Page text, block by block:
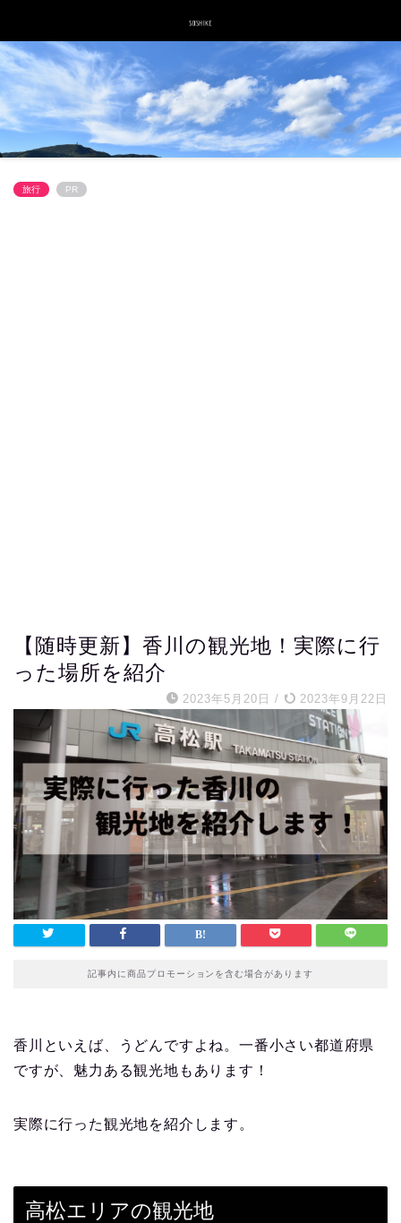
旅行 PR
【随時更新】香川の観光地！実際に行
った場所を紹介
2023年5月20日 / 2023年9月22日
記事内に商品プロモーションを含む場合があります
香川といえば、うどんですよね。一番小さい都道府県
ですが、魅力ある観光地もあります！
実際に行った観光地を紹介します。
高松エリアの観光地